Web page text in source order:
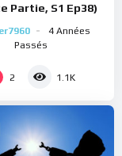
Partie, S1 Ep38)
4 Années
Passés
2 1.1K